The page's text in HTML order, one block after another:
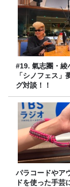
#19. 氣志團・綾
「シノフェス」
グ対談！！
パラコードやア
ドを使った手芸